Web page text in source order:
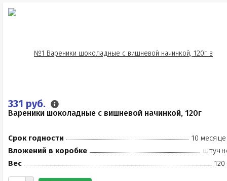
331 руб.
Вареники шоколадные с вишневой начинкой, 120г
Срок годности
10
Вложений в коробке
Вес
120